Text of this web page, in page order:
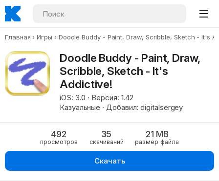
Главная Игры Doodle Buddy - Paint, Draw, Scribble, Sketch - It's
Doodle Buddy - Paint, Draw,
Scribble, Sketch - It's
Addictive!
iOS: 3.0 · Версия: 1.42
Казуальные · Добавил: digitalsergey
492
просмотров
35
скачиваний
21 MB
размер файла
Скачать